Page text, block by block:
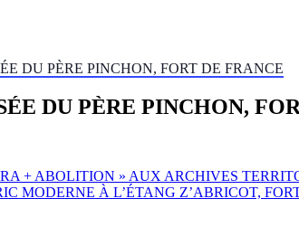
DU PÈRE PINCHON, FORT DE FRANCE
DU PÈRE PINCHON,
+ ABOLITION » AUX ARCHIVES
MODERNE À L’ÉTANG Z’ABRICOT,